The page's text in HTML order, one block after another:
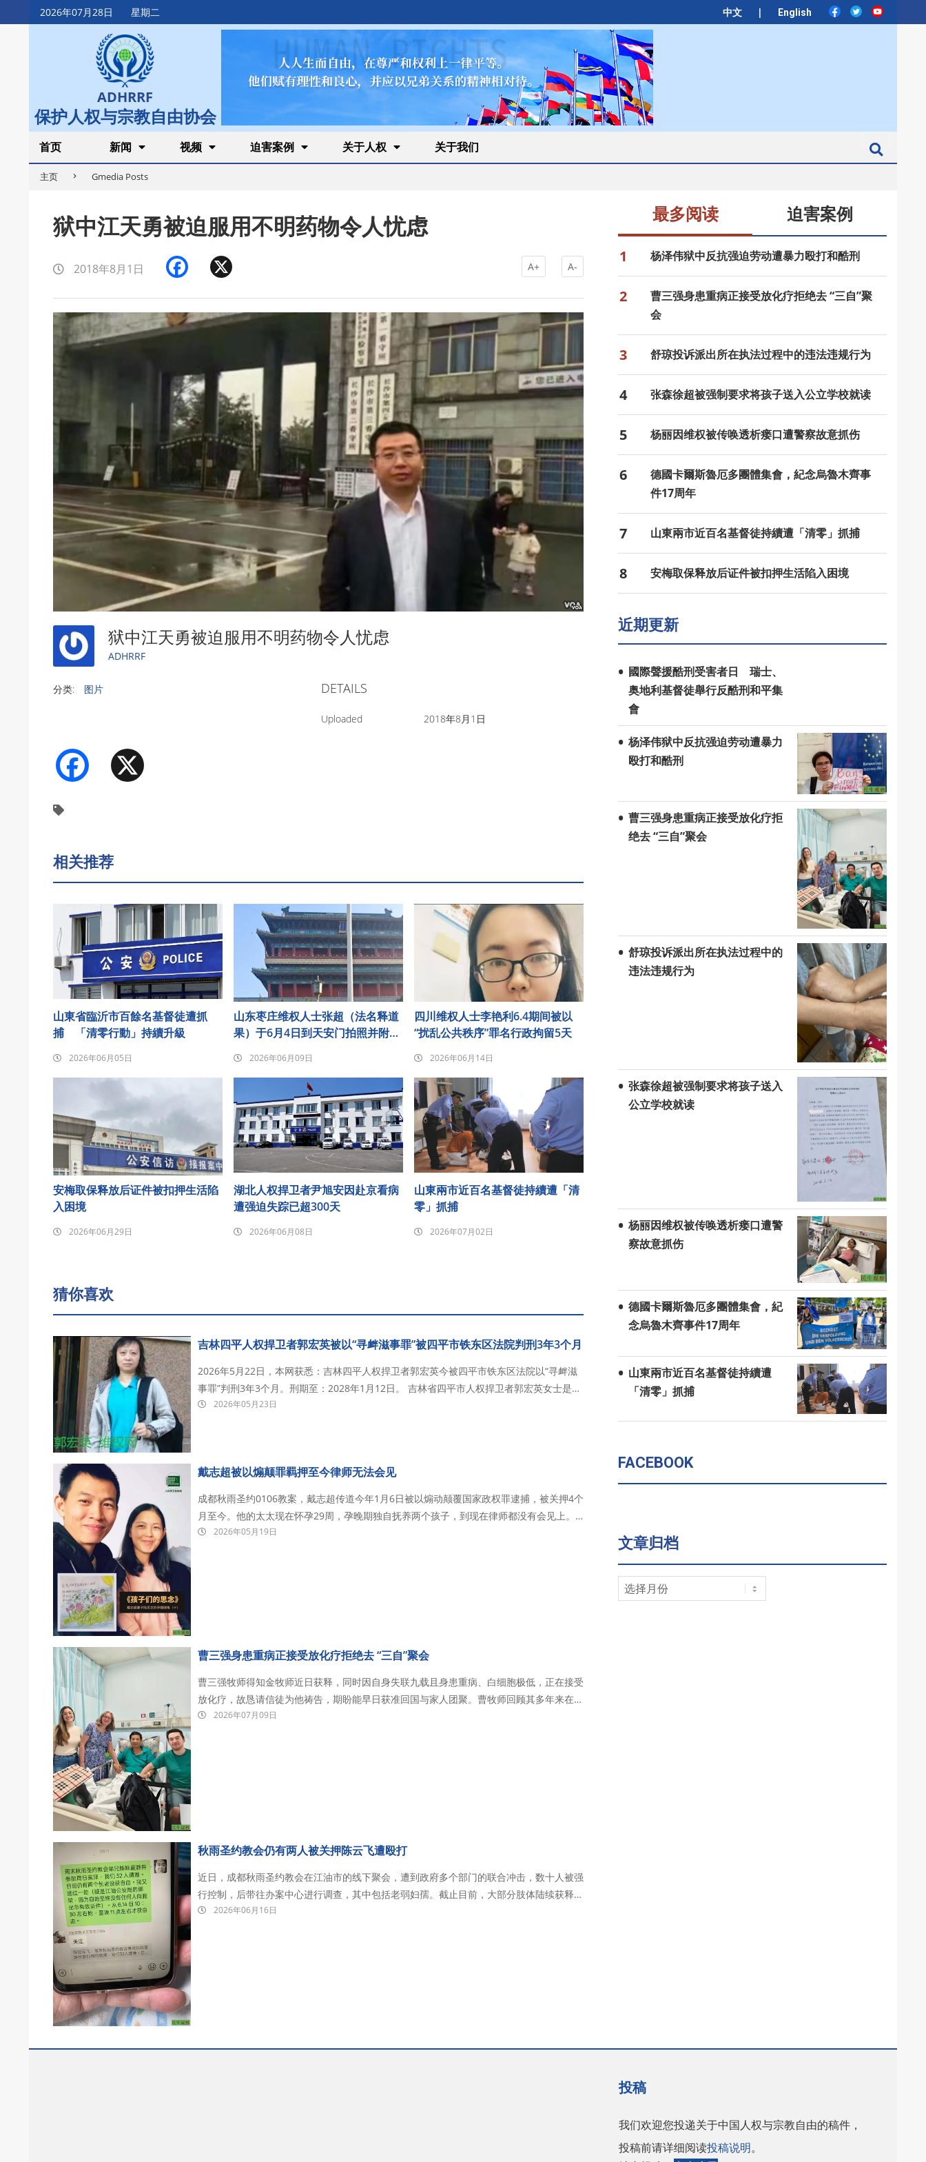
2026年07月28日 星期二 中文 | English
Skip
to
ADHRRF
保护人权与宗教自由协会
Secondary
Navigation
Menu
首页 新闻 视频 迫害案例 关于人权 关于我们
主页 Gmedia Posts
狱中江天勇被迫服用不明药物令人忧虑
2018年8月1日 Facebook A+ A-
狱中江天勇被迫服用不明药物令人忧虑
ADHRRF
分类: 图片 DETAILS
Uploaded 2018年8月1日
Facebook
相关推荐
山東省臨沂市百餘名基督徒遭抓
捕 「清零行動」持續升級
2026年06月05日
山东枣庄维权人士张超（法名释道
果）于6月4日到天安门拍照并附诗
2026年06月09日
四川维权人士李艳利6.4期间被以
“扰乱公共秩序”罪名行政拘留5天
2026年06月14日
安梅取保释放后证件被扣押生活陷
入困境
2026年06月29日
湖北人权捍卫者尹旭安因赴京看病
遭强迫失踪已超300天
2026年06月08日
山東兩市近百名基督徒持續遭「清
零」抓捕
2026年07月02日
猜你喜欢
吉林四平人权捍卫者郭宏英被以“寻衅滋事罪”被四平市铁东区法院判刑3年3个月
2026年5月22日，本网获悉：吉林四平人权捍卫者郭宏英今被四平市铁东区法院以“寻衅滋
事罪”判刑3年3个月。刑期至：2028年1月12日。 吉林省四平市人权捍卫者郭宏英女士是因
为替不明原因死在狱中的兄长郭洪伟伸冤而被以“寻衅滋事”罪名抓捕的。2024年10月13日
2026年05月23日
戴志超被以煽颠罪羁押至今律师无法会见
成都秋雨圣约0106教案，戴志超传道今年1月6日被以煽动颠覆国家政权罪逮捕，被关押4个
月至今。他的太太现在怀孕29周，孕晚期独自抚养两个孩子，到现在律师都没有会见上。
其目前被关押在德阳看守所。 戴志超，成都秋雨圣约教会传道人。 2026年1月6日，在教会
2026年05月19日
曹三强身患重病正接受放化疗拒绝去 “三自”聚会
曹三强牧师得知金牧师近日获释，同时因自身失联九载且身患重病、白细胞极低，正在接受
放化疗，故恳请信徒为他祷告，期盼能早日获准回国与家人团聚。曹牧师回顾其多年来在海
外（如贵州、缅甸、尼泊尔）从事扶贫、建校及推广中华文化的爱国善举，强调自己一贯遵
2026年07月09日
秋雨圣约教会仍有两人被关押陈云飞遭殴打
近日，成都秋雨圣约教会在江油市的线下聚会，遭到政府多个部门的联合冲击，数十人被强
行控制，后带往办案中心进行调查，其中包括老弱妇孺。截止目前，大部分肢体陆续获释回
家，除晏鸿长老和吴五清长老外。其中，陈云飞弟兄在被关押期间遭到殴打和虐待。 2026
2026年06月16日
最多阅读 迫害案例
1 杨泽伟狱中反抗强迫劳动遭暴力殴打和酷刑
2
曹三强身患重病正接受放化疗拒绝去 “三自”聚
会
3 舒琼投诉派出所在执法过程中的违法违规行为
4 张森徐超被强制要求将孩子送入公立学校就读
5 杨丽因维权被传唤透析瘘口遭警察故意抓伤
6
德國卡爾斯魯厄多團體集會，紀念烏魯木齊事
件17周年
7 山東兩市近百名基督徒持續遭「清零」抓捕
8 安梅取保释放后证件被扣押生活陷入困境
近期更新
國際聲援酷刑受害者日 瑞士、
奥地利基督徒舉行反酷刑和平集
會
杨泽伟狱中反抗强迫劳动遭暴力
殴打和酷刑
曹三强身患重病正接受放化疗拒
绝去 “三自”聚会
舒琼投诉派出所在执法过程中的
违法违规行为
张森徐超被强制要求将孩子送入
公立学校就读
杨丽因维权被传唤透析瘘口遭警
察故意抓伤
德國卡爾斯魯厄多團體集會，紀
念烏魯木齊事件17周年
山東兩市近百名基督徒持續遭
「清零」抓捕
FACEBOOK
文章归档
文
章
投稿
我们欢迎您投递关于中国人权与宗教自由的稿件，
投稿前请详细阅读投稿说明。